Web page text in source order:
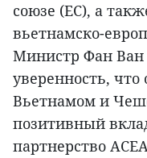
союзе (ЕС), а
вьетнамско-
Министр Фан
уверенность,
Вьетнамом и
позитивный
партнерство